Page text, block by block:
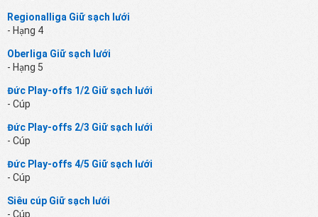
Regionalliga Giữ sạch lưới
- Hạng 4
Oberliga Giữ sạch lưới
- Hạng 5
Đức Play-offs 1/2 Giữ sạch lưới
- Cúp
Đức Play-offs 2/3 Giữ sạch lưới
- Cúp
Đức Play-offs 4/5 Giữ sạch lưới
- Cúp
Siêu cúp Giữ sạch lưới
- Cúp